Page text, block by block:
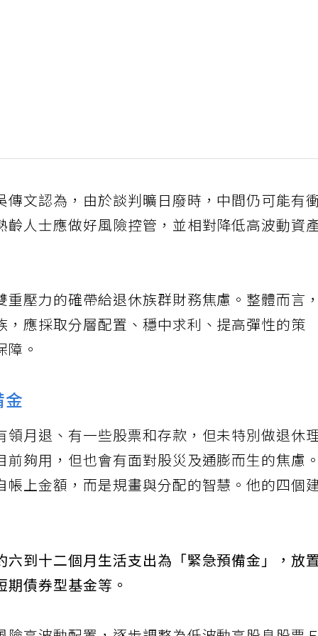
傳文認為，由於談判曠日廢時，中間仍可能有
齡人士應做好風險控管，並相對降低高波動資
重壓力的確帶給退休族群財務焦慮。整體而言
應採取分層配置、穩中求利、提高彈性的策
。
領月退、有一些股票和存款，但未特別做退休
前夠用，但也會有面對股災及通膨而生的焦慮
帳上金額，而是規畫與分配的智慧。他的四個
六到十二個月生活支出為「緊急預備金」，放
債券型基金等。